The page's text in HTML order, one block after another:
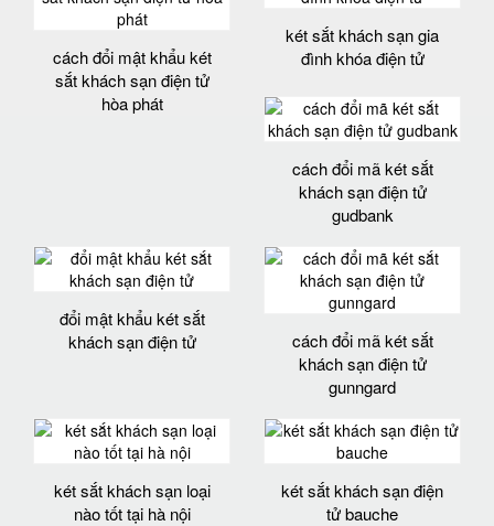
cách đổi mật khẩu két
sắt khách sạn điện tử
hòa phát
két sắt khách sạn gia
đình khóa điện tử
cách đổi mã két sắt
khách sạn điện tử
gudbank
đổi mật khẩu két sắt
khách sạn điện tử
cách đổi mã két sắt
khách sạn điện tử
gunngard
két sắt khách sạn loại
nào tốt tại hà nội
két sắt khách sạn điện
tử bauche